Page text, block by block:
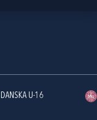
DANSKA U-16